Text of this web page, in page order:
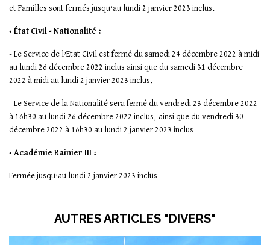
et Familles sont fermés jusqu’au lundi 2 janvier 2023 inclus.
• État Civil - Nationalité :
- Le Service de l’Etat Civil est fermé du samedi 24 décembre 2022 à midi
au lundi 26 décembre 2022 inclus ainsi que du samedi 31 décembre
2022 à midi au lundi 2 janvier 2023 inclus.
- Le Service de la Nationalité sera fermé du vendredi 23 décembre 2022
à 16h30 au lundi 26 décembre 2022 inclus, ainsi que du vendredi 30
décembre 2022 à 16h30 au lundi 2 janvier 2023 inclus
• Académie Rainier III :
Fermée jusqu’au lundi 2 janvier 2023 inclus.
AUTRES ARTICLES "DIVERS"